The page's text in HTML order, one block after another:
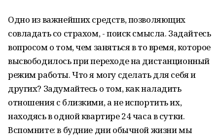
Одно из важнейших средств, позволяющих
совладать со страхом, - поиск смысла. Задайтесь
вопросом о том, чем заняться в то время, которое
высвободилось при переходе на дистанционный
режим работы. Что я могу сделать для себя и
других? Задумайтесь о том, как наладить
отношения с близкими, а не испортить их,
находясь в одной квартире 24 часа в сутки.
Вспомните: в будние дни обычной жизни мы